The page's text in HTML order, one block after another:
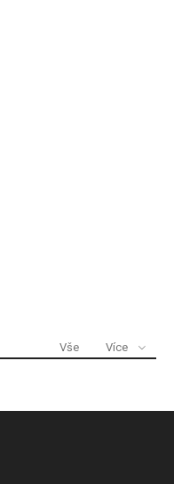
Vše Více